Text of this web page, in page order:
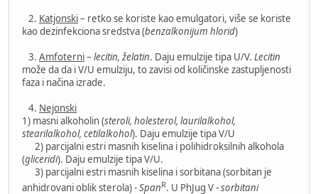
2. Katjonski– retko se koriste kao emulgatori, više se koriste
kao dezinfekciona sredstva (benzalkonijum hlorid)
3. Amfoterni– lecitin, želatin. Daju emulzije tipa U/V. Lecitin
može da da i V/U emulziju, to zavisi od količinske zastupljenosti
faza i načina izrade.
4. Nejonski
1) masni alkoholin (steroli, holesterol, laurilalkohol,
stearilalkohol, cetilalkohol). Daju emulzije tipa V/U
2) parcijalni estri masnih kiselina i polihidroksilnih alkohola
(gliceridi). Daju emulzije tipa V/U.
3) parcijalni estri masnih kiselina i sorbitana (sorbitan je
anhidrovani oblik sterola) -SpanR. U PhJug V -sorbitani